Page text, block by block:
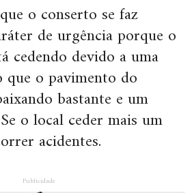
o conserto se faz
de urgência porque o
cedendo devido a uma
o pavimento do
bastante e um
o local ceder mais um
acidentes.
Publicidade